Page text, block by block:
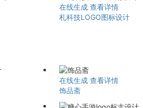
在线生成 查看详情
札科技LOGO图标设计
在线生成 查看详情
饰品斋